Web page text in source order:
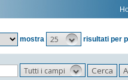
mostra
25 risultati per
Tutti i campi